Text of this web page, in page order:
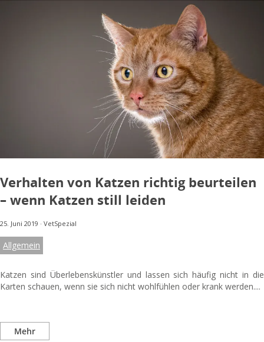
Verhalten von Katzen richtig beurteilen
– wenn Katzen still leiden
25. Juni 2019 · VetSpezial
Allgemein
Katzen sind Überlebenskünstler und lassen sich häufig nicht in die
Karten schauen, wenn sie sich nicht wohlfühlen oder krank werden....
Mehr